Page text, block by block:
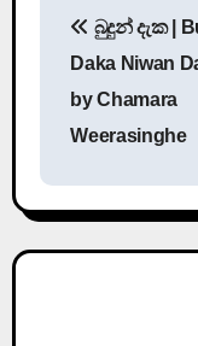
n
a
බුදුන් දැක |
Daka Niwan
by Chamara
Weerasinghe